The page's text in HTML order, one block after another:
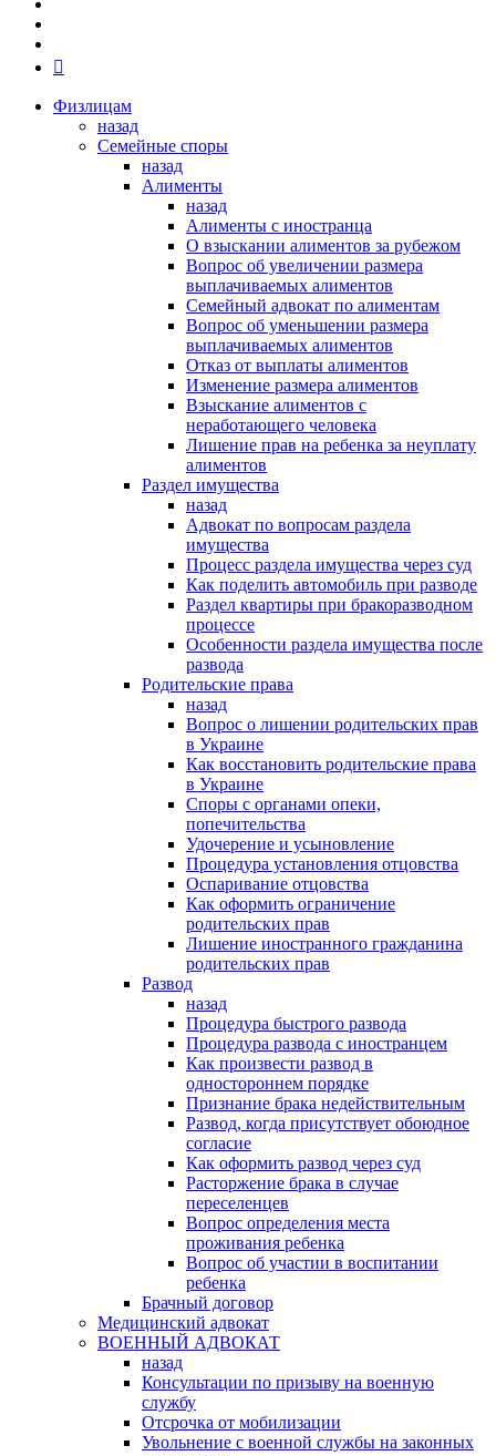
Физлицам
назад
Семейные споры
назад
Алименты
назад
Алименты с иностранца
О взыскании алиментов за рубежом
Вопрос об увеличении размера
выплачиваемых алиментов
Семейный адвокат по алиментам
Вопрос об уменьшении размера
выплачиваемых алиментов
Отказ от выплаты алиментов
Изменение размера алиментов
Взыскание алиментов с
неработающего человека
Лишение прав на ребенка за неуплату
алиментов
Раздел имущества
назад
Адвокат по вопросам раздела
имущества
Процесс раздела имущества через суд
Как поделить автомобиль при разводе
Раздел квартиры при бракоразводном
процессе
Особенности раздела имущества после
развода
Родительские права
назад
Вопрос о лишении родительских прав
в Украине
Как восстановить родительские права
в Украине
Споры с органами опеки,
попечительства
Удочерение и усыновление
Процедура установления отцовства
Оспаривание отцовства
Как оформить ограничение
родительских прав
Лишение иностранного гражданина
родительских прав
Развод
назад
Процедура быстрого развода
Процедура развода с иностранцем
Как произвести развод в
одностороннем порядке
Признание брака недействительным
Развод, когда присутствует обоюдное
согласие
Как оформить развод через суд
Расторжение брака в случае
переселенцев
Вопрос определения места
проживания ребенка
Вопрос об участии в воспитании
ребенка
Брачный договор
Медицинский адвокат
ВОЕННЫЙ АДВОКАТ
назад
Консультации по призыву на военную
службу
Отсрочка от мобилизации
Увольнение с военной службы на законных